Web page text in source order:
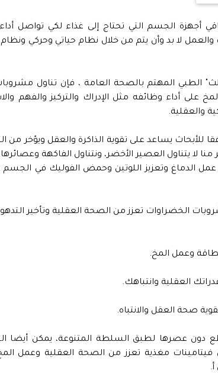
أجهزة الجسم التي تحتاج إلى غذاء لكي تواصل أداء
والعمل لا بد وأن يتم من خلال نظام حياتي وحركي
الطبي المهتم بالصحة العامة ، فإن تناول
على أداء وظائفه مثل الإدراك والتركيز والفهم
والعقلية.
للأبحاث يساعد على تقوية الذاكرة والعقل ويؤخر من
منا لا يتناول العصير الأخضر، ونتناول الفاكهة
الدماغ وتعزيز اللوتين وحمض الفوليك في الجسم
الخضراوات تعزز من الصحة العقلية وتأخير
وعمل المخ.
العقلية وانتباهك.
صحة العقل والانتباه.
عصرها لطبق السلطة المتنوعة، يمكن أيضا
فيتامينات مغذية تعزز من الصحة العقلية وعمل